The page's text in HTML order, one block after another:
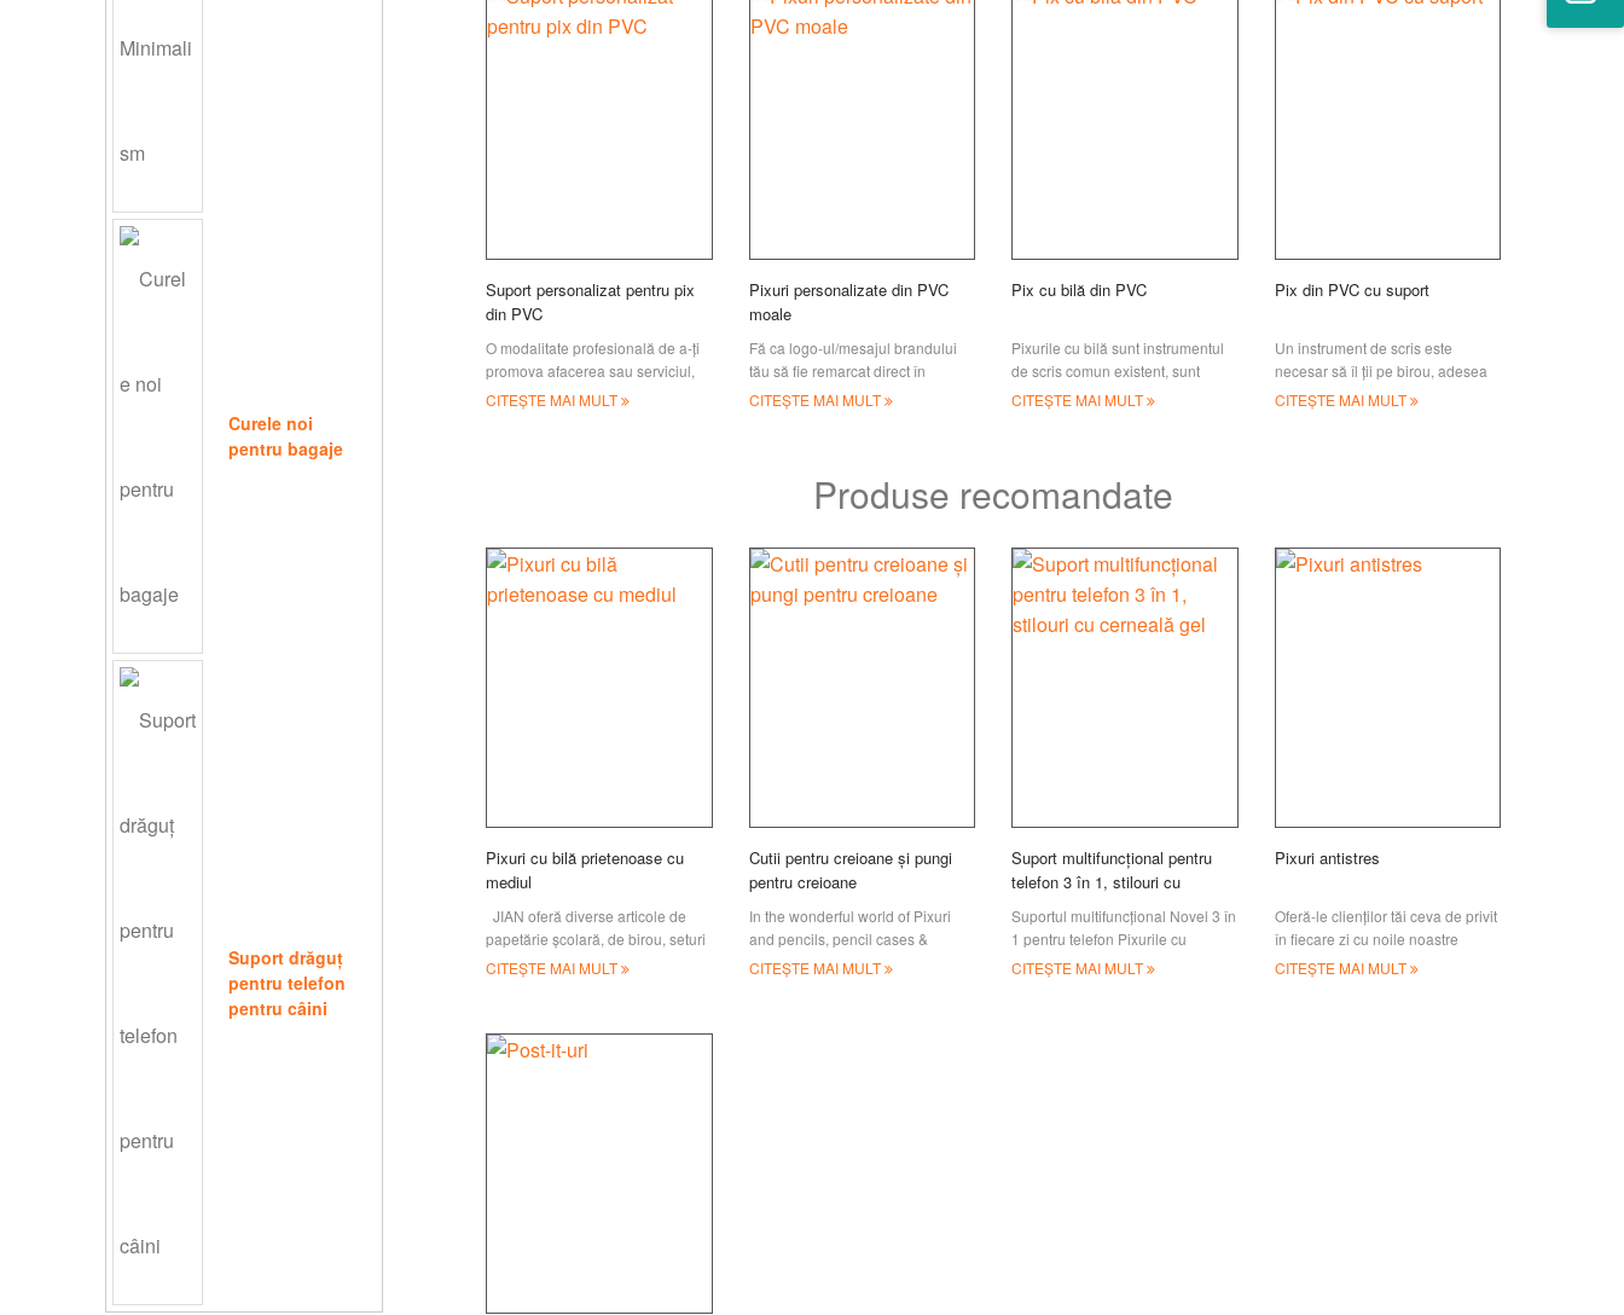
Curele noi
pentru bagaje
Suport drăguț
pentru telefon
pentru câini
Suport personalizat pentru pix
din PVC
O modalitate profesională de a-ți
promova afacerea sau serviciul,
un pix personalizat cu logo-ul
brandului este ideal pentru a fi
CITEȘTE MAI MULT
Pixuri personalizate din PVC
moale
Fă ca logo-ul/mesajul brandului
tău să fie remarcat direct în
mâinile clienților; Pixurile
personalizate sunt o modalitate
CITEȘTE MAI MULT
Pix cu bilă din PVC
Pixurile cu bilă sunt instrumentul
de scris comun existent, sunt
peste tot, la prețuri mari sau mici,
versatile și inteligente
CITEȘTE MAI MULT
Pix din PVC cu suport
Un instrument de scris este
necesar să îl ții pe birou, adesea
există momente în care trebuie să
notezi ceva important, cum ar fi
CITEȘTE MAI MULT
Produse recomandate
Pixuri cu bilă prietenoase cu
mediul
JIAN oferă diverse articole de
papetărie școlară, de birou, seturi
de papetărie pentru copii,
rechizite școlare, perfecte pentru
CITEȘTE MAI MULT
Cutii pentru creioane și pungi
pentru creioane
In the wonderful world of Pixuri
and pencils, pencil cases &
pouches don't get the attention
they deserve. They are the on
CITEȘTE MAI MULT
Suport multifuncțional pentru
telefon 3 în 1, stilouri cu
cerneală gel
Suportul multifuncțional Novel 3 în
1 pentru telefon Pixurile cu
cerneală gel nu pot fi folosite doar
ca suport pentru telefon, ci și ca
CITEȘTE MAI MULT
Pixuri antistres
Oferă-le clienților tăi ceva de privit
în fiecare zi cu noile noastre
stilouri promoționale pentru
stilouri antistres. Aceste stilouri
CITEȘTE MAI MULT